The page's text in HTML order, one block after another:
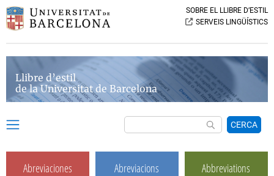
SOBRE EL LLIBRE D’ESTIL
SERVEIS LINGÜÍSTICS
Llibre d’estil
de la Universitat de Barcelona
CERCA
Abreviaciones Abreviacions Abbreviations